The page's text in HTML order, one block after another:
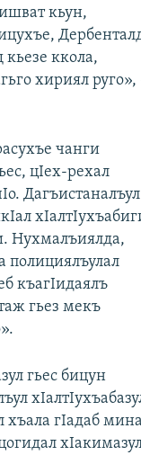
кьун,
ккола,
хириял руго»,
чанги
цIех-рехал
Дагъистаналъул
Нухмалъиялда,
полициялъулал
къагIидаялъ
гьез мекъ
гьес бицун
хъала гIадаб мина